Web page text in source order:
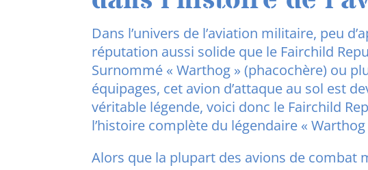
Dans l’univers de l’aviation militaire, peu
réputation aussi solide que le Fairchild
Surnommé « Warthog » (phacochère) ou
équipages, cet avion d’attaque au sol est
véritable légende, voici donc le Fairchild
l’histoire complète du légendaire « Warthog
Alors que la plupart des avions de combat